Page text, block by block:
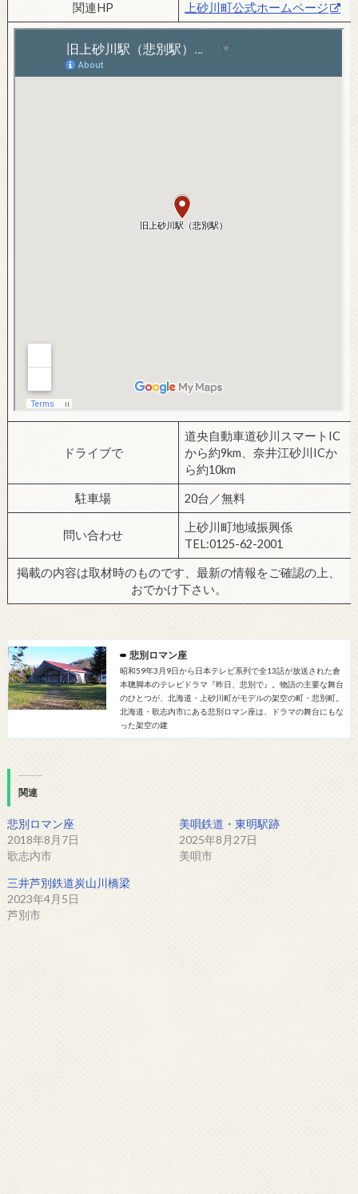
関連HP 上砂川町公式ホームページ
ドライブで
道央自動車道砂川スマートIC
から約9km、奈井江砂川ICか
ら約10km
駐車場 20台／無料
問い合わせ
上砂川町地域振興係
TEL:0125-62-2001
掲載の内容は取材時のものです、最新の情報をご確認の上、
おでかけ下さい。
悲別ロマン座
昭和59年3月9日から日本テレビ系列で全13話が放送された倉
本聰脚本のテレビドラマ『昨日、悲別で』。物語の主要な舞台
のひとつが、北海道・上砂川町がモデルの架空の町・悲別町。
北海道・歌志内市にある悲別ロマン座は、ドラマの舞台にもな
った架空の建
関連
悲別ロマン座
2018年8月7日
歌志内市
美唄鉄道・東明駅跡
2025年8月27日
美唄市
三井芦別鉄道炭山川橋梁
2023年4月5日
芦別市